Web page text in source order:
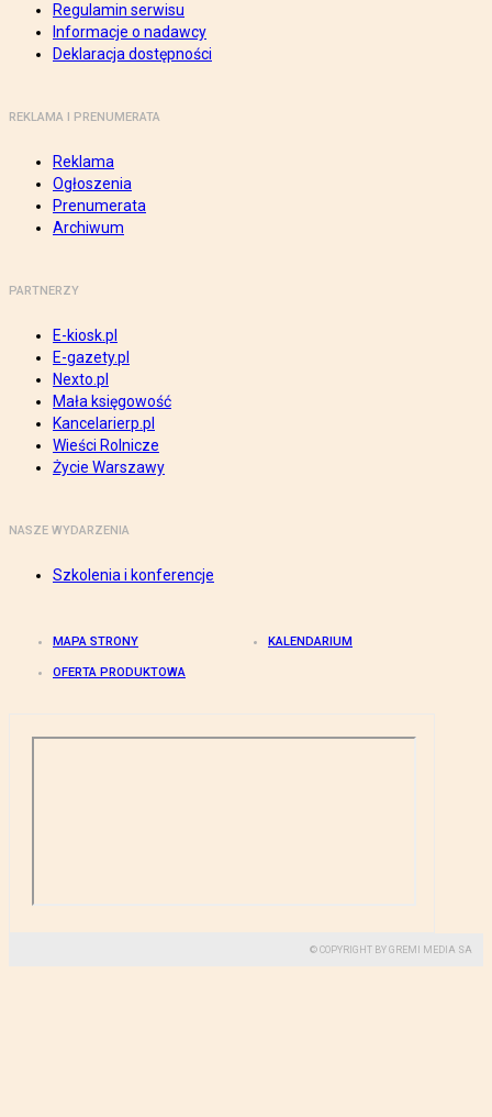
Regulamin serwisu
Informacje o nadawcy
Deklaracja dostępności
REKLAMA I PRENUMERATA
Reklama
Ogłoszenia
Prenumerata
Archiwum
PARTNERZY
E-kiosk.pl
E-gazety.pl
Nexto.pl
Mała księgowość
Kancelarierp.pl
Wieści Rolnicze
Życie Warszawy
NASZE WYDARZENIA
Szkolenia i konferencje
MAPA STRONY KALENDARIUM
OFERTA PRODUKTOWA
© COPYRIGHT BY GREMI MEDIA SA